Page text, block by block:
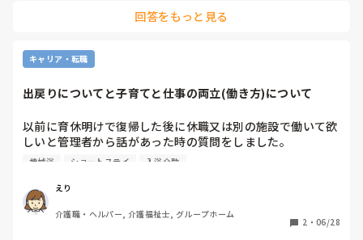
きに応援にきてくれたスタッフ、主任、ケアマネ、入居者さ
です。万が一、落下していたらと考えるだけで怖いです。
事故の原因は、ブレーキの確認不足と思います。
し、今後は動作前の声かけとお互いに確認を徹底しましょう
です。
の重要なソースになります。
の失敗は減りますし、明日の糧になりますよ。
回答をもっと見る
キャリア・転職
出戻りについてと子育てと仕事の両立(働き方)について
以前に育休明けで復帰した後に休職又は別の施設で働いて欲
しいと管理者から話があった時の質問をしました。
その後ショートステイの入浴介助メインの仕事につきまし
のリフト？の充電を入浴中にやったりと…)
来月でショートステイに就職してから1年経ちますが、グル
ープホームの管理者から2号館が来年オープンする為戻って
機械浴 ショートステイ 入浴介助
えり
介護職・ヘルパー, 介護福祉士, グループホーム
2 ・ 06/28